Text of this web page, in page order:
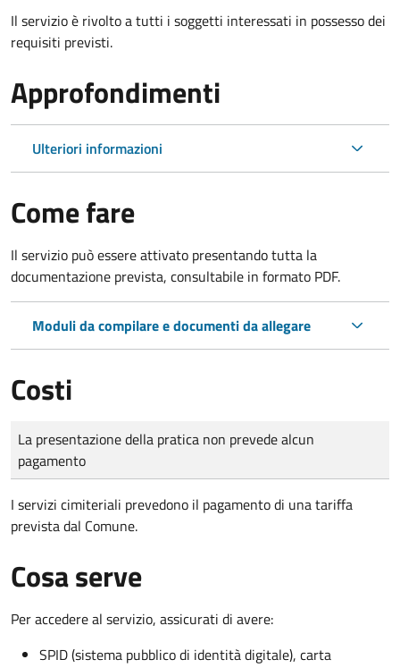
Il servizio è rivolto a tutti i soggetti interessati in possesso dei
requisiti previsti.
Approfondimenti
Ulteriori informazioni
Come fare
Il servizio può essere attivato presentando tutta la
documentazione prevista, consultabile in formato PDF.
Moduli da compilare e documenti da allegare
Costi
Tipo di pagamento
Importo
La presentazione della pratica non prevede alcun
pagamento
I servizi cimiteriali prevedono il pagamento di una tariffa
prevista dal Comune.
Cosa serve
Per accedere al servizio, assicurati di avere:
SPID (sistema pubblico di identità digitale), carta